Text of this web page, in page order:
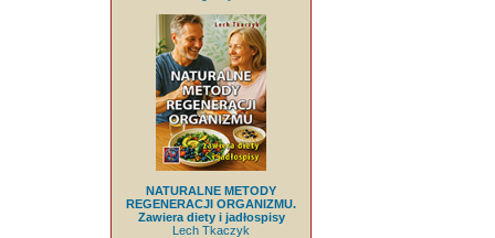
NATURALNE METODY
REGENERACJI ORGANIZMU.
Zawiera diety i jadłospisy
Lech Tkaczyk